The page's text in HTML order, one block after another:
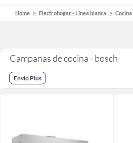
Home Electrohogar - Línea blanca Cocina
Campanas de cocina - bosch
Envio Plus